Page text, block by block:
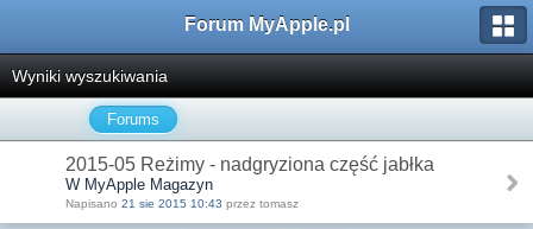
Forum MyApple.pl
Wyniki wyszukiwania
Forums
2015-05 Reżimy - nadgryziona część jabłka
W MyApple Magazyn
Napisano 21 sie 2015 10:43 przez tomasz